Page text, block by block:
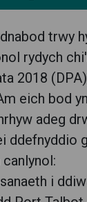
rydych
2018
eich bod
adeg
i